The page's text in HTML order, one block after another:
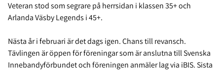
Veteran stod som segrare på herrsidan i klassen 35+ och
Arlanda Väsby Legends i 45+.
Nästa år i februari är det dags igen. Chans till revansch.
Tävlingen är öppen för föreningar som är anslutna till Svenska
Innebandyförbundet och föreningen anmäler lag via iBIS. Sista